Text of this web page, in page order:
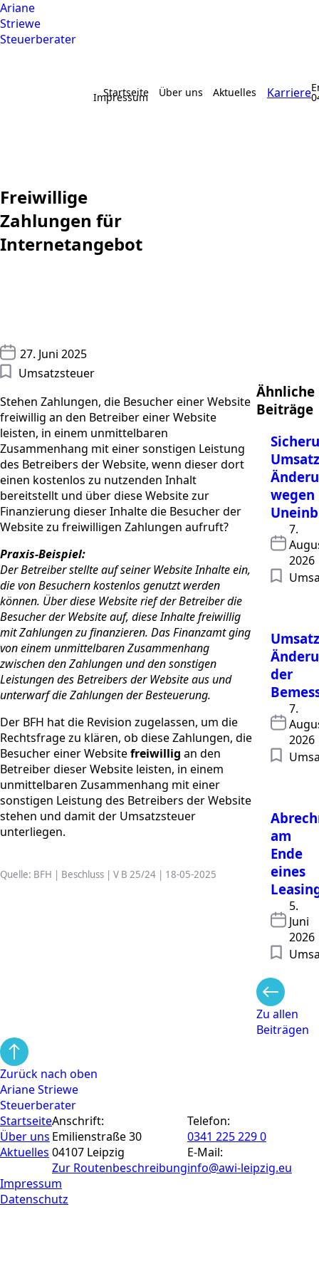
Ariane
Striewe
Steuerberater
Startseite Über uns Aktuelles Karriere
Impressum
Freiwillige
Zahlungen für
Internetangebot
27. Juni 2025
Umsatzsteuer
Stehen Zahlungen, die Besucher einer Website
freiwillig an den Betreiber einer Website
leisten, in einem unmittelbaren
Zusammenhang mit einer sonstigen Leistung
des Betreibers der Website, wenn dieser dort
einen kostenlos zu nutzenden Inhalt
bereitstellt und über diese Website zur
Finanzierung dieser Inhalte die Besucher der
Website zu freiwilligen Zahlungen aufruft?
Praxis-Beispiel:
Der Betreiber stellte auf seiner Website Inhalte ein,
die von Besuchern kostenlos genutzt werden
können. Über diese Website rief der Betreiber die
Besucher der Website auf, diese Inhalte freiwillig
mit Zahlungen zu finanzieren. Das Finanzamt ging
von einem unmittelbaren Zusammenhang
zwischen den Zahlungen und den sonstigen
Leistungen des Betreibers der Website aus und
unterwarf die Zahlungen der Besteuerung.
Der BFH hat die Revision zugelassen, um die
Rechtsfrage zu klären, ob diese Zahlungen, die
Besucher einer Websitefreiwillig an den
Betreiber dieser Website leisten, in einem
unmittelbaren Zusammenhang mit einer
sonstigen Leistung des Betreibers der Website
stehen und damit der Umsatzsteuer
unterliegen.
Quelle: BFH | Beschluss | V B 25/24 | 18-05-2025
Ähnliche
Beiträge
wegen
7.
2026
der
7.
2026
am
Ende
eines
5.
Juni
2026
Zu allen
Beiträgen
Zurück nach oben
Ariane Striewe
Steuerberater
Startseite
Über uns
Aktuelles
Anschrift:
Emilienstraße 30
04107 Leipzig
Zur Routen­beschreibung
Telefon:
0341 225 229 0
E-Mail:
info@awi-leipzig.eu
Impressum
Datenschutz